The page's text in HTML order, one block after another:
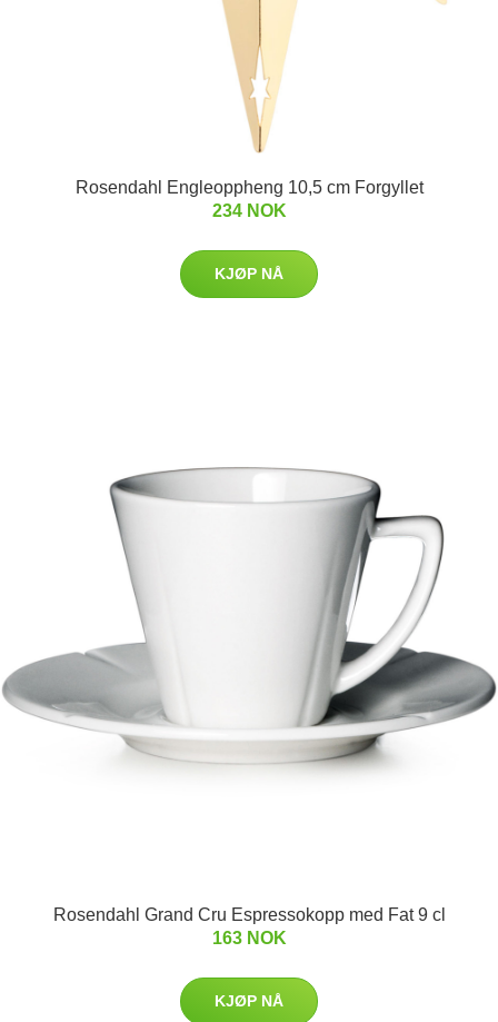
Rosendahl Engleoppheng 10,5 cm Forgyllet
234 NOK
KJØP NÅ
Rosendahl Grand Cru Espressokopp med Fat 9 cl
163 NOK
KJØP NÅ